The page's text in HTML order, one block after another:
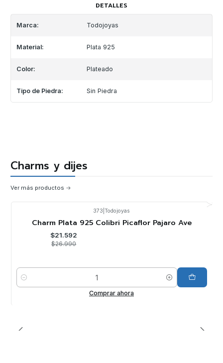
DETALLES
Marca: Todojoyas
Material: Plata 925
Color: Plateado
Tipo de Piedra: Sin Piedra
Charms y dijes
Ver más productos
373 Todojoyas
Charm Plata 925 Colibri Picaflor Pajaro Ave
$21.592
$26.990
Cantidad
Comprar ahora